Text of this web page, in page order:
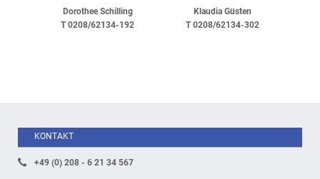
Dorothee Schilling
T 0208/62134-192
Klaudia Güsten
T 0208/62134-302
KONTAKT
+49 (0) 208 - 6 21 34 567